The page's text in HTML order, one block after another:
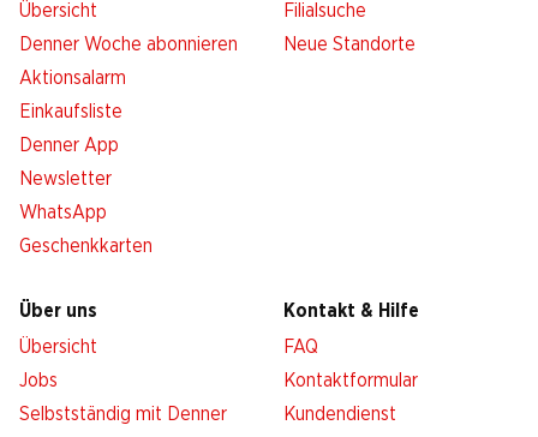
Übersicht
Denner Woche abonnieren
Aktionsalarm
Einkaufsliste
Denner App
Newsletter
WhatsApp
Geschenkkarten
Filialsuche
Neue Standorte
Über uns
Übersicht
Jobs
Selbstständig mit Denner
Kontakt & Hilfe
FAQ
Kontaktformular
Kundendienst